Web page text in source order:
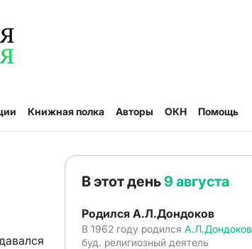
Книжная полка Авторы ОКН Помощь
В этот день9 августа
Родился А.Л.Дондоков
В 1962 году родился А.Л.Дондоков
буд. религиозный деятель